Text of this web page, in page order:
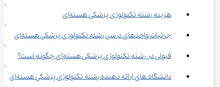
هزینه رشته تکنولوژی پزشکی هسته‌ای
جزئیات واحدهای درسی رشته تکنولوژی پزشکی هسته‌ای
قبولی در رشته تکنولوژی پزشکی هسته‌ای چگونه است؟
دانشگاه های ارائه دهنده رشته تکنولوژی پزشکی هسته‌ای